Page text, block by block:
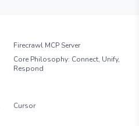
Firecrawl MCP Server
Core Philosophy: Connect, Unify,
Respond
Cursor